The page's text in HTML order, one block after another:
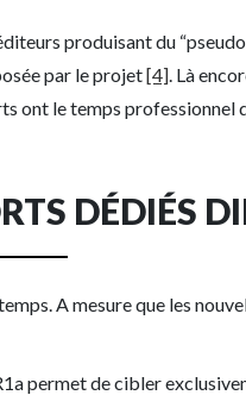
produisant du
par le projet[4] . Là
ont le temps professionnel
DÉDIÉS
A mesure que les
permet de cibler